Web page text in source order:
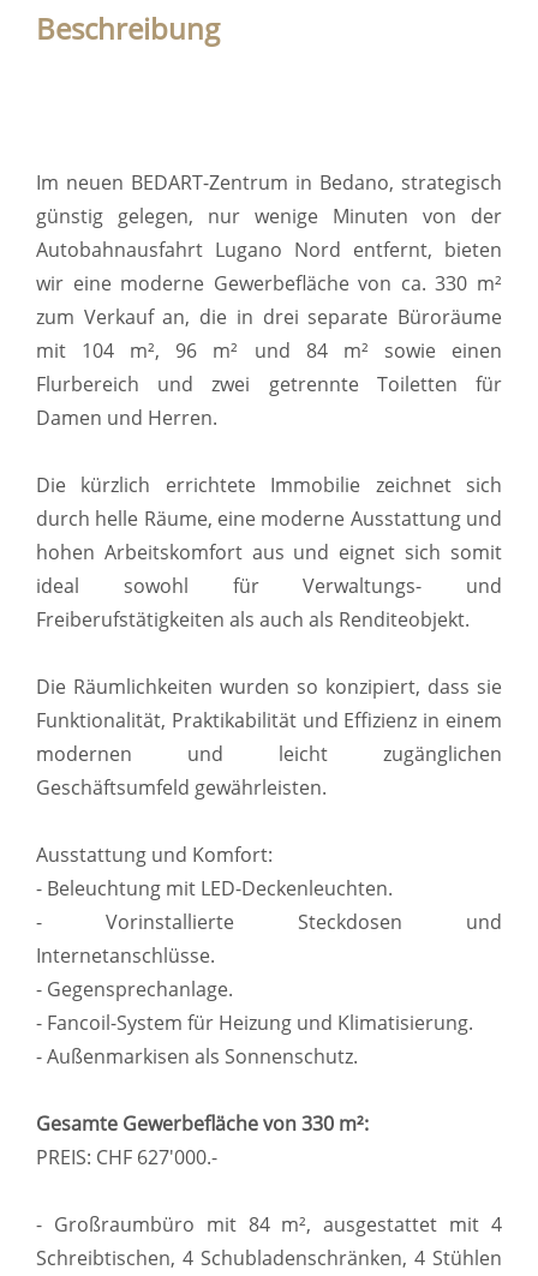
Beschreibung
Im neuen BEDART-Zentrum in Bedano, strategisch
günstig gelegen, nur wenige Minuten von der
Autobahnausfahrt Lugano Nord entfernt, bieten
wir eine moderne Gewerbefläche von ca. 330 m²
zum Verkauf an, die in drei separate Büroräume
mit 104 m², 96 m² und 84 m² sowie einen
Flurbereich und zwei getrennte Toiletten für
Damen und Herren.
Die kürzlich errichtete Immobilie zeichnet sich
durch helle Räume, eine moderne Ausstattung und
hohen Arbeitskomfort aus und eignet sich somit
ideal sowohl für Verwaltungs- und
Freiberufstätigkeiten als auch als Renditeobjekt.
Die Räumlichkeiten wurden so konzipiert, dass sie
Funktionalität, Praktikabilität und Effizienz in einem
modernen und leicht zugänglichen
Geschäftsumfeld gewährleisten.
Ausstattung und Komfort:
- Beleuchtung mit LED-Deckenleuchten.
- Vorinstallierte Steckdosen und
Internetanschlüsse.
- Gegensprechanlage.
- Fancoil-System für Heizung und Klimatisierung.
- Außenmarkisen als Sonnenschutz.
Gesamte Gewerbefläche von 330 m²:
PREIS: CHF 627'000.-
- Großraumbüro mit 84 m², ausgestattet mit 4
Schreibtischen, 4 Schubladenschränken, 4 Stühlen